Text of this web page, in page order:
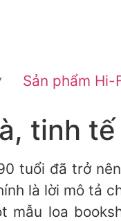
Sản phẩm Hi-
tinh
tuổi đã trở
là lời mô tả
mẫu loa